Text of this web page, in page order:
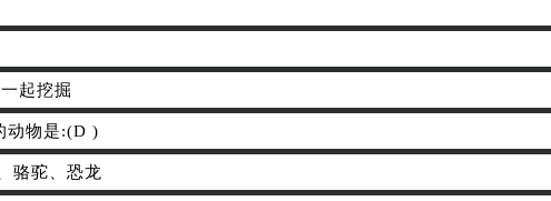
起挖掘
动物是:(D )
骆驼、恐龙